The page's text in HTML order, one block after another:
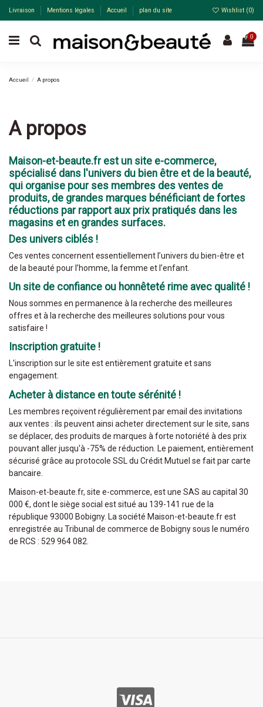
Livraison Mentions légales Accueil plan du site Wishlist (0)
0
Accueil A propos
A propos
Maison-et-beaute.fr est un site e-commerce,
spécialisé dans l'univers du bien être et de la beauté,
qui organise pour ses membres des ventes de
produits, de grandes marques bénéficiant de fortes
réductions par rapport aux prix pratiqués dans les
magasins et en grandes surfaces.
Des univers ciblés !
Ces ventes concernent essentiellement l’univers du bien-être et
de la beauté pour l’homme, la femme et l’enfant.
Un site de confiance ou honnêteté rime avec qualité !
Nous sommes en permanence à la recherche des meilleures
offres et à la recherche des meilleures solutions pour vous
satisfaire !
Inscription gratuite !
L'inscription sur le site est entièrement gratuite et sans
engagement.
Acheter à distance en toute sérénité !
Les membres reçoivent régulièrement par email des invitations
aux ventes : ils peuvent ainsi acheter directement sur le site, sans
se déplacer, des produits de marques à forte notoriété à des prix
pouvant aller jusqu'à -75% de réduction. Le paiement, entièrement
sécurisé grâce au protocole SSL du Crédit Mutuel se fait par carte
bancaire.
Maison-et-beaute.fr, site e-commerce, est une SAS au capital 30
000 €, dont le siège social est situé au 139-141 rue de la
république 93000 Bobigny. La société Maison-et-beaute.fr est
enregistrée au Tribunal de commerce de Bobigny sous le numéro
de RCS : 529 964 082.